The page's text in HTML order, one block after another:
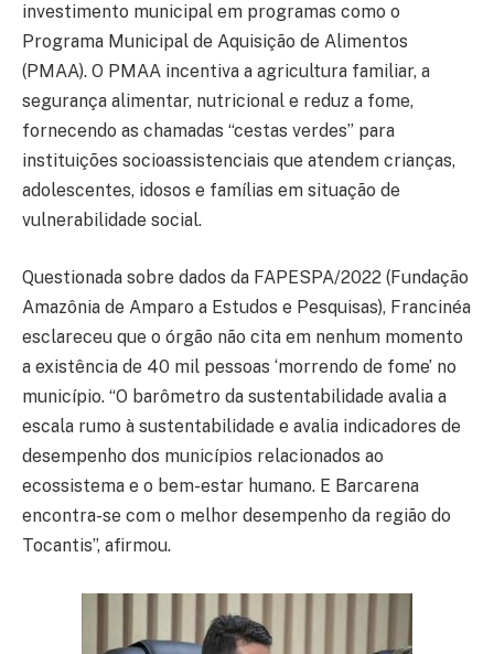
investimento municipal em programas como o
Programa Municipal de Aquisição de Alimentos
(PMAA). O PMAA incentiva a agricultura familiar, a
segurança alimentar, nutricional e reduz a fome,
fornecendo as chamadas “cestas verdes” para
instituições socioassistenciais que atendem crianças,
adolescentes, idosos e famílias em situação de
vulnerabilidade social.
Questionada sobre dados da FAPESPA/2022 (Fundação
Amazônia de Amparo a Estudos e Pesquisas), Francinéa
esclareceu que o órgão não cita em nenhum momento
a existência de 40 mil pessoas ‘morrendo de fome’ no
município. “O barômetro da sustentabilidade avalia a
escala rumo à sustentabilidade e avalia indicadores de
desempenho dos municípios relacionados ao
ecossistema e o bem-estar humano. E Barcarena
encontra-se com o melhor desempenho da região do
Tocantis”, afirmou.